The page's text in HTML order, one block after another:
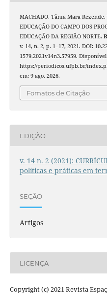
MACHADO, Tânia Mara Rezende.
EDUCAÇÃO DO CAMPO DOS
EDUCAÇÃO DA REGIÃO NORTE.
v. 14, n. 2, p. 1–17, 2021. DOI:
1579.2021v14n3.57959.
https://periodicos.ufpb.br/
em: 9 ago. 2026.
Fomatos de Citação
EDIÇÃO
v. 14 n. 2 (2021):
políticas e práticas em
SEÇÃO
Artigos
LICENÇA
Copyright (c) 2021 Revista